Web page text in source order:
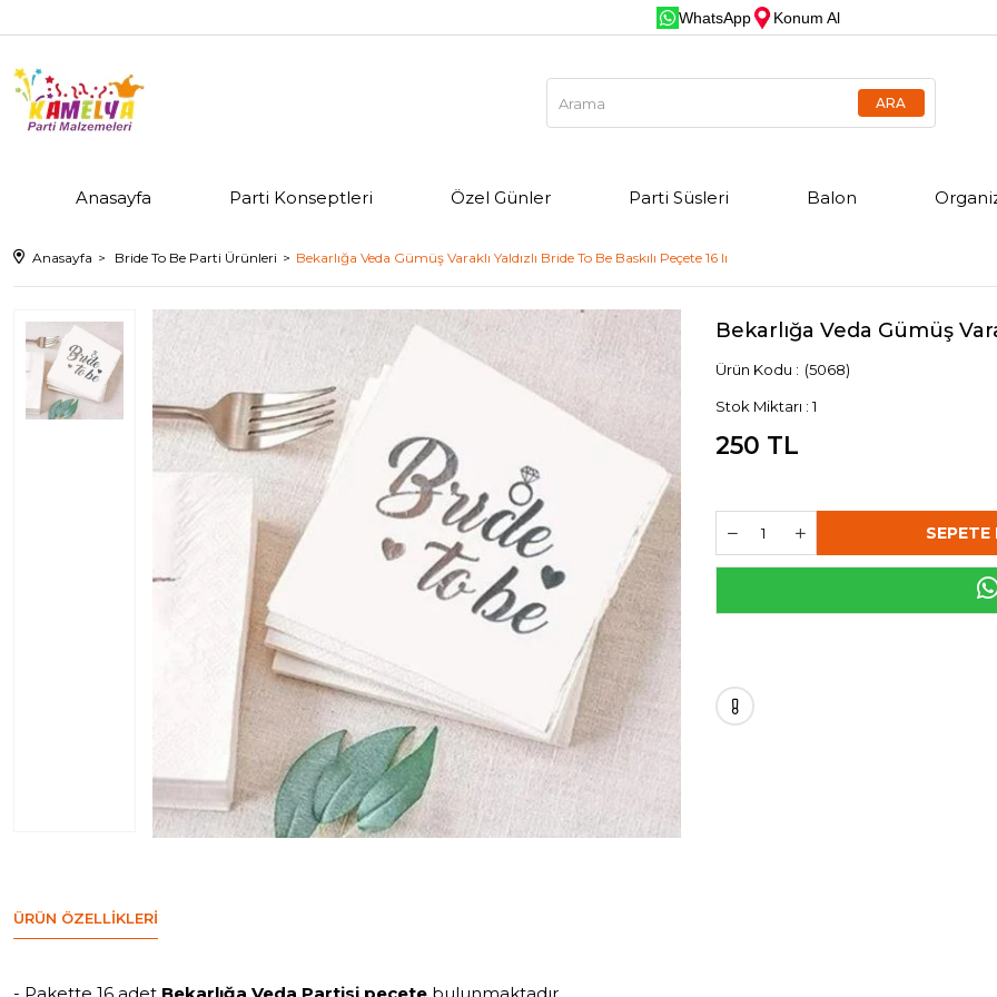
WhatsApp Konum Al
Anasayfa Parti Konseptleri Özel Günler Parti Süsleri Balon
Anasayfa Bride To Be Parti Ürünleri Bekarlığa Veda Gümüş Varaklı Yaldızlı Bride To Be Baskılı Peçete 16 lı
Bekarlığa Veda Gümüş
(5068)
Stok Miktarı : 1
250 TL
ÜRÜN ÖZELLIKLERI